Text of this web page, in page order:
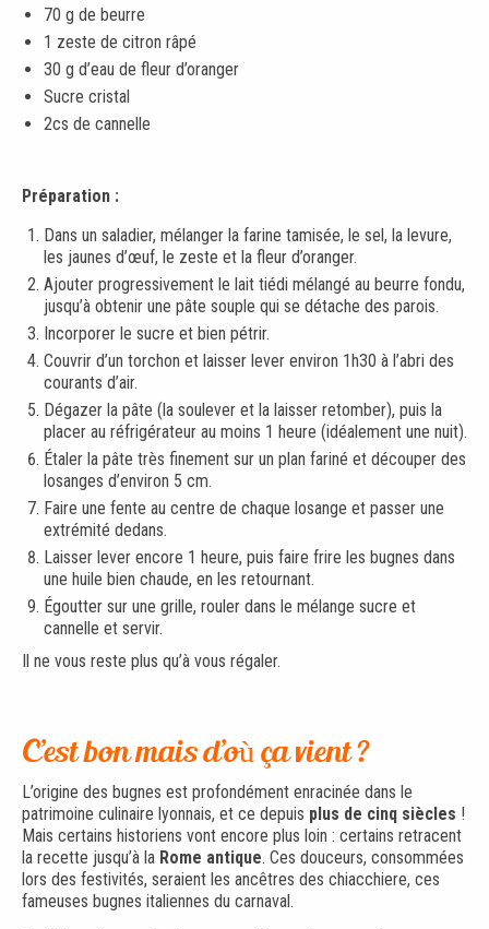
70 g de beurre
1 zeste de citron râpé
30 g d’eau de fleur d’oranger
Sucre cristal
2cs de cannelle
Préparation :
Dans un saladier, mélanger la farine tamisée, le sel, la levure,
les jaunes d’œuf, le zeste et la fleur d’oranger.
Ajouter progressivement le lait tiédi mélangé au beurre fondu,
jusqu’à obtenir une pâte souple qui se détache des parois.
Incorporer le sucre et bien pétrir.
Couvrir d’un torchon et laisser lever environ 1h30 à l’abri des
courants d’air.
Dégazer la pâte (la soulever et la laisser retomber), puis la
placer au réfrigérateur au moins 1 heure (idéalement une nuit).
Étaler la pâte très finement sur un plan fariné et découper des
losanges d’environ 5 cm.
Faire une fente au centre de chaque losange et passer une
extrémité dedans.
Laisser lever encore 1 heure, puis faire frire les bugnes dans
une huile bien chaude, en les retournant.
Égoutter sur une grille, rouler dans le mélange sucre et
cannelle et servir.
Il ne vous reste plus qu’à vous régaler.
C’est bon mais d’où ça vient ?
L’origine des bugnes est profondément enracinée dans le
patrimoine culinaire lyonnais, et ce depuis plus de cinq siècles !
Mais certains historiens vont encore plus loin : certains retracent
la recette jusqu’à la Rome antique. Ces douceurs, consommées
lors des festivités, seraient les ancêtres des chiacchiere, ces
fameuses bugnes italiennes du carnaval.